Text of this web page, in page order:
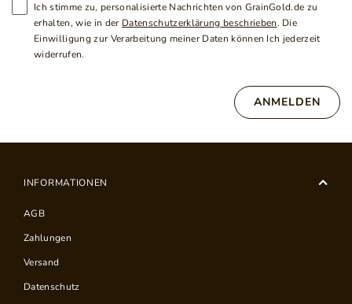
Ich stimme zu, personalisierte Nachrichten von GrainGold.de zu
erhalten, wie in der Datenschutzerklärung beschrieben. Die
Einwilligung zur Verarbeitung meiner Daten können Ich jederzeit
widerrufen.
ANMELDEN
INFORMATIONEN
AGB
Zahlungen
Versand
Datenschutz